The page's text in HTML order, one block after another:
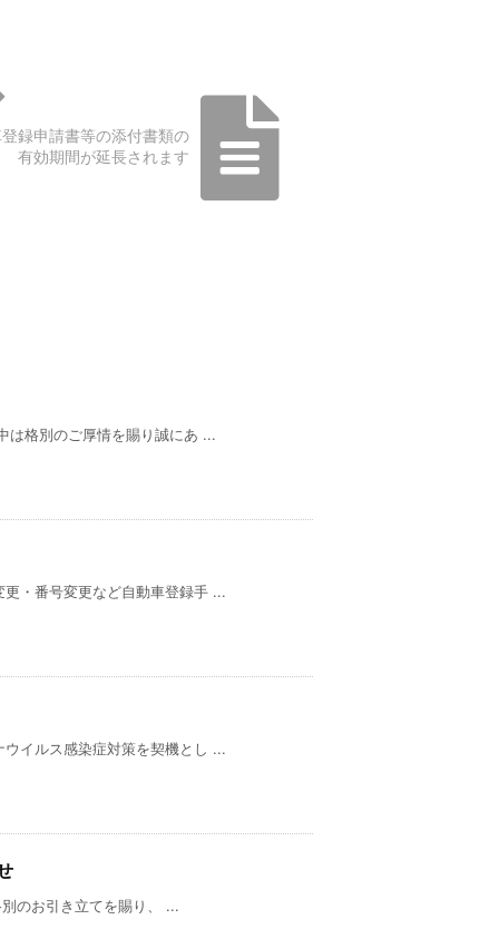
録申請書等の添付書類の
有効期間が延長されます
は格別のご厚情を賜り誠にあ ...
・番号変更など自動車登録手 ...
イルス感染症対策を契機とし ...
のお引き立てを賜り、 ...